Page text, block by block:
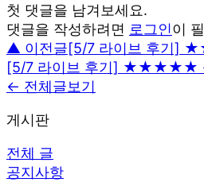
첫 댓글을 남겨보세요.
댓글을 작성하려면 로그인이
▲ 이전글[5/7 라이브 후기
[5/7 라이브 후기] ★★★★★
← 전체글보기
게시판
전체 글
공지사항